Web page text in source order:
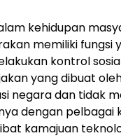
kehidupan
memiliki fungsi
kontrol
yang dibuat
negara dan tidak
dengan pelbagai
kamajuan